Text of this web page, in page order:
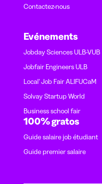
Contactez-nous
Evénements
Jobday Sciences ULB-VUB
Jobfair Engineers ULB
Local' Job Fair ALIFUCaM
Solvay Startup World
Business school fair
100% gratos
Guide salaire job étudiant
Guide premier salaire